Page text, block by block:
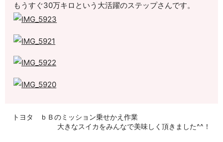
もうすぐ30万キロという大活躍のステップさんです。
トヨタ ｂＢのミッション乗せかえ作業
大きなスイカをみんなで美味しく頂きました^^！